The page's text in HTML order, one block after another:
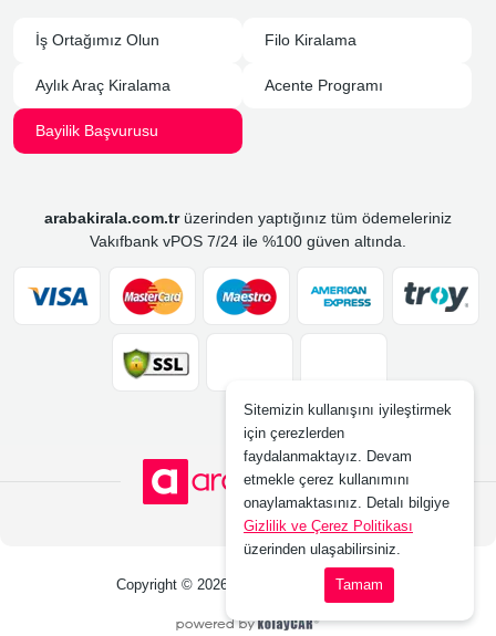
İş Ortağımız Olun Filo Kiralama
Aylık Araç Kiralama Acente Programı
Bayilik Başvurusu
arabakirala.com.trüzerinden yaptığınız tüm ödemeleriniz
Vakıfbank vPOS 7/24 ile %100 güven altında.
Sitemizin kullanışını iyileştirmek
için çerezlerden
faydalanmaktayız. Devam
etmekle çerez kullanımını
onaylamaktasınız. Detalı bilgiye
Gizlilik ve Çerez Politikası
üzerinden ulaşabilirsiniz.
Tamam
Copyright © 2026 www.arabakirala.com.tr